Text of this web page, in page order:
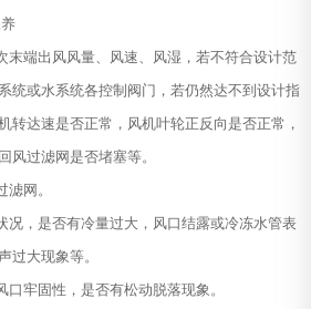
末端出风风量、风速、风湿，若不符合设计范
统或水系统各控制阀门，若仍然达不到设计指
转达速是否正常，风机叶轮正反向是否正常，
风过滤网是否堵塞等。
网。
况，是否有冷量过大，风口结露或冷冻水管表
过大现象等。
牢固性，是否有松动脱落现象。